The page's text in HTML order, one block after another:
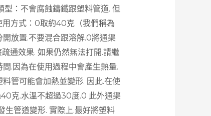
：不會腐蝕鑄鐵跟塑料管道. 但
用方式：0取約40克（我們稱為
放置.不要混合跟溶解.0將通渠
通效果. 如果仍然無法打開.請繼
.因為在使用過程中會產生熱量.
管可能會加熱並變形. 因此.在使
克.水溫不超過30度.0 此外通渠
生管道變形. 實際上.最好將塑料